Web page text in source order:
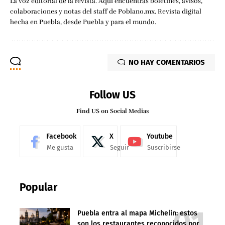
colaboraciones y notas del staff de Poblano.mx. Revista digital
hecha en Puebla, desde Puebla y para el mundo.
NO HAY COMENTARIOS
Follow US
Find US on Social Medias
Facebook
Me gusta
X
Seguir
Youtube
Suscribirse
Popular
Puebla entra al mapa Michelin: estos